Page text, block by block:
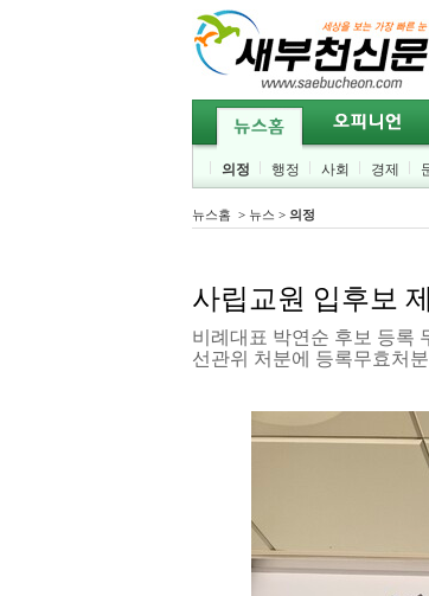
의정 행정 사회 경제
뉴스홈 > 뉴스 > 의정
사립교원 입후보
비례대표 박연순 후보 등록
선관위 처분에 등록무효처